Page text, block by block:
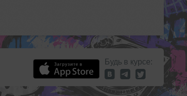
Будь в курсе: